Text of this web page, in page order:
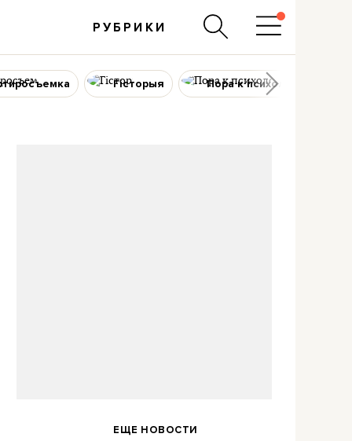
РУБРИКИ
Гісторыя Пора к психологу
ЕЩЕ НОВОСТИ